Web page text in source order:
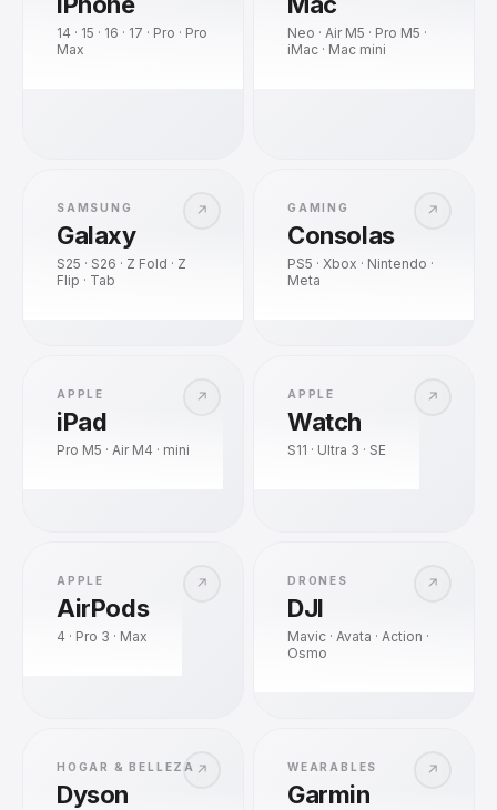
14 · 15 · 16 · 17 · Pro · Pro
Max
Neo · Air M5 · Pro M5 ·
iMac · Mac mini
↗
SAMSUNG
Galaxy
S25 · S26 · Z Fold · Z
Flip · Tab
↗
GAMING
Consolas
PS5 · Xbox · Nintendo ·
Meta
↗
APPLE
iPad
Pro M5 · Air M4 · mini
↗
APPLE
Watch
S11 · Ultra 3 · SE
↗
APPLE
AirPods
4 · Pro 3 · Max
↗
DRONES
DJI
Mavic · Avata · Action ·
Osmo
↗
HOGAR & BELLEZA
Dyson
↗
WEARABLES
Garmin